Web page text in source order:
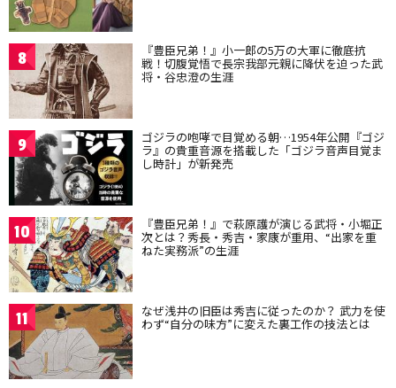
8 『豊臣兄弟！』小一郎の5万の大軍に徹底抗
戦！切腹覚悟で長宗我部元親に降伏を迫った武
将・谷忠澄の生涯
9 ゴジラの咆哮で目覚める朝…1954年公開『ゴジ
ラ』の貴重音源を搭載した「ゴジラ音声目覚ま
し時計」が新発売
10 『豊臣兄弟！』で萩原護が演じる武将・小堀正
次とは？秀長・秀吉・家康が重用、“出家を重
ねた実務派”の生涯
11 なぜ浅井の旧臣は秀吉に従ったのか？ 武力を使
わず“自分の味方”に変えた裏工作の技法とは